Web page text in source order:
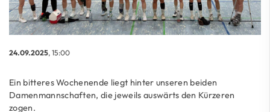
24.09.2025, 15:00
Ein bitteres Wochenende liegt hinter unseren beiden
Damenmannschaften, die jeweils auswärts den Kürzeren
zogen.